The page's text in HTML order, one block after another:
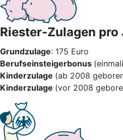
Riester-Zulagen pro
Grundzulage: 175 Euro
Berufseinsteigerbonus
Kinderzulage (ab 2008
Kinderzulage (vor 2008